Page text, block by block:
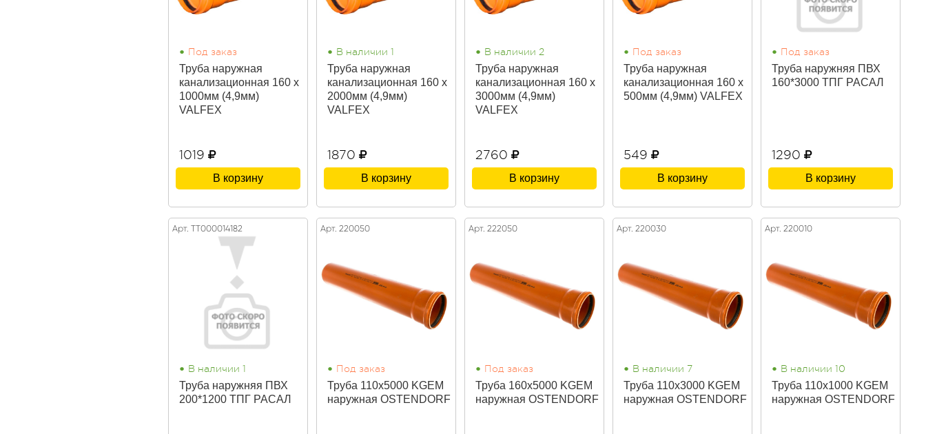
• Под заказ
Труба наружная
канализационная 160 х
1000мм (4,9мм)
VALFEX
1019
В корзину
• В наличии 1
Труба наружная
канализационная 160 х
2000мм (4,9мм)
VALFEX
1870
В корзину
• В наличии 2
Труба наружная
канализационная 160 х
3000мм (4,9мм)
VALFEX
2760
В корзину
• Под заказ
Труба наружная
канализационная 160 х
500мм (4,9мм) VALFEX
549
В корзину
• Под заказ
Труба наружняя ПВХ
160*3000 ТПГ РАСАЛ
1290
В корзину
Арт. ТТ000014182
• В наличии 1
Труба наружняя ПВХ
200*1200 ТПГ РАСАЛ
Арт. 220050
• Под заказ
Труба 110х5000 KGEM
наружная OSTENDORF
Арт. 222050
• Под заказ
Труба 160х5000 KGEM
наружная OSTENDORF
Арт. 220030
• В наличии 7
Труба 110х3000 KGEM
наружная OSTENDORF
Арт. 220010
• В наличии 10
Труба 110х1000 KGEM
наружная OSTENDORF